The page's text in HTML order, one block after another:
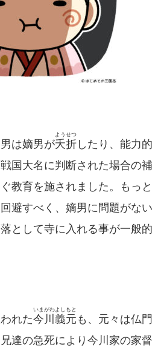
は嫡男が夭折
ようせつ
したり、能力的
国大名に判断された場合の補
教育を施されました。もっと
避すべく、嫡男に問題がない
として寺に入れる事が一般的
れた今川義元
いまがわよしもと
も、元々は仏門
達の急死により今川家の家督